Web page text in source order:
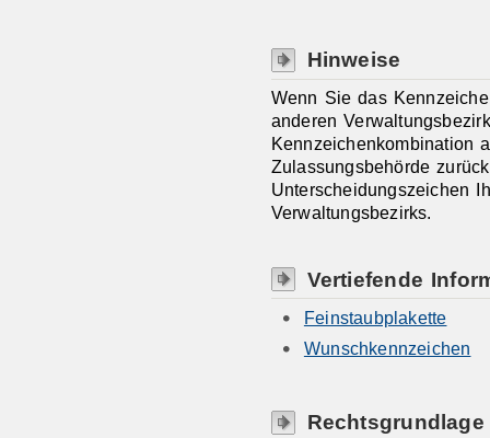
Hinweise
Wenn Sie das
anderen
Kennzeichenkombination
Zulassungsbehörde
Unterscheidungszeichen
Verwaltungsbezirks.
Vertiefende
Feinstaubplakette
Wunschkennzeichen
Rechtsgrundlage